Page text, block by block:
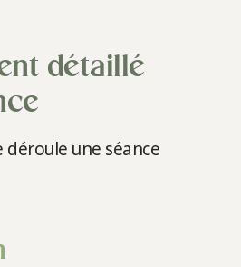
détaillé
déroule une séance